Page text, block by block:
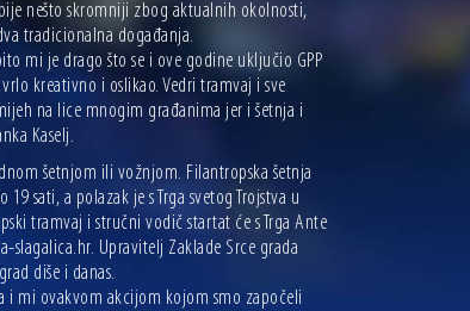
nešto skromniji zbog aktualnih okolnosti,
tradicionalna događanja.
mi je drago što se i ove godine uključio GPP
kreativno i oslikao. Vedri tramvaj i sve
na lice mnogim građanima jer i šetnja i
Kaselj.
šetnjom ili vožnjom. Filantropska šetnja
sati, a polazak je s Trga svetog Trojstva u
tramvaj i stručni vodič startat će s Trga Ante
Upravitelj Zaklade Srce grada
diše i danas.
i mi ovakvom akcijom kojom smo započeli